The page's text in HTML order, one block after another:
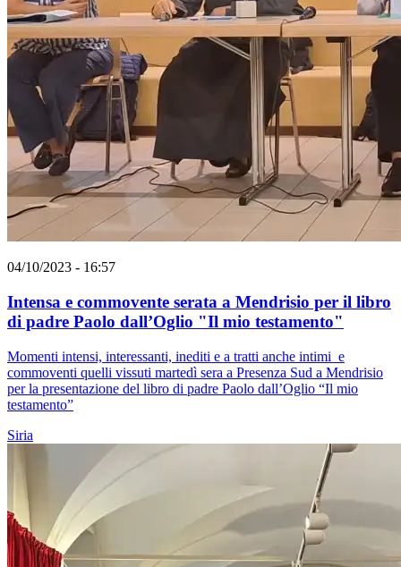
04/10/2023 - 16:57
Intensa e commovente serata a Mendrisio per il libro
di padre Paolo dall’Oglio "Il mio testamento"
Momenti intensi, interessanti, inediti e a tratti anche intimi e
commoventi quelli vissuti martedì sera a Presenza Sud a Mendrisio
per la presentazione del libro di padre Paolo dall’Oglio “Il mio
testamento”
Siria